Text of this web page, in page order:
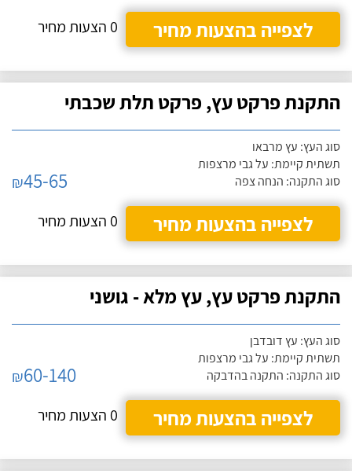
לצפייה בהצעות מחיר 0 הצעות מחיר
התקנת פרקט עץ, פרקט תלת שכבתי
סוג העץ: עץ מרבאו
תשתית קיימת: על גבי מרצפות
סוג התקנה: הנחה צפה
₪45-65
לצפייה בהצעות מחיר
0 הצעות מחיר
התקנת פרקט עץ, עץ מלא - גושני
סוג העץ: עץ דובדבן
תשתית קיימת: על גבי מרצפות
סוג התקנה: התקנה בהדבקה
₪60-140
לצפייה בהצעות מחיר
0 הצעות מחיר